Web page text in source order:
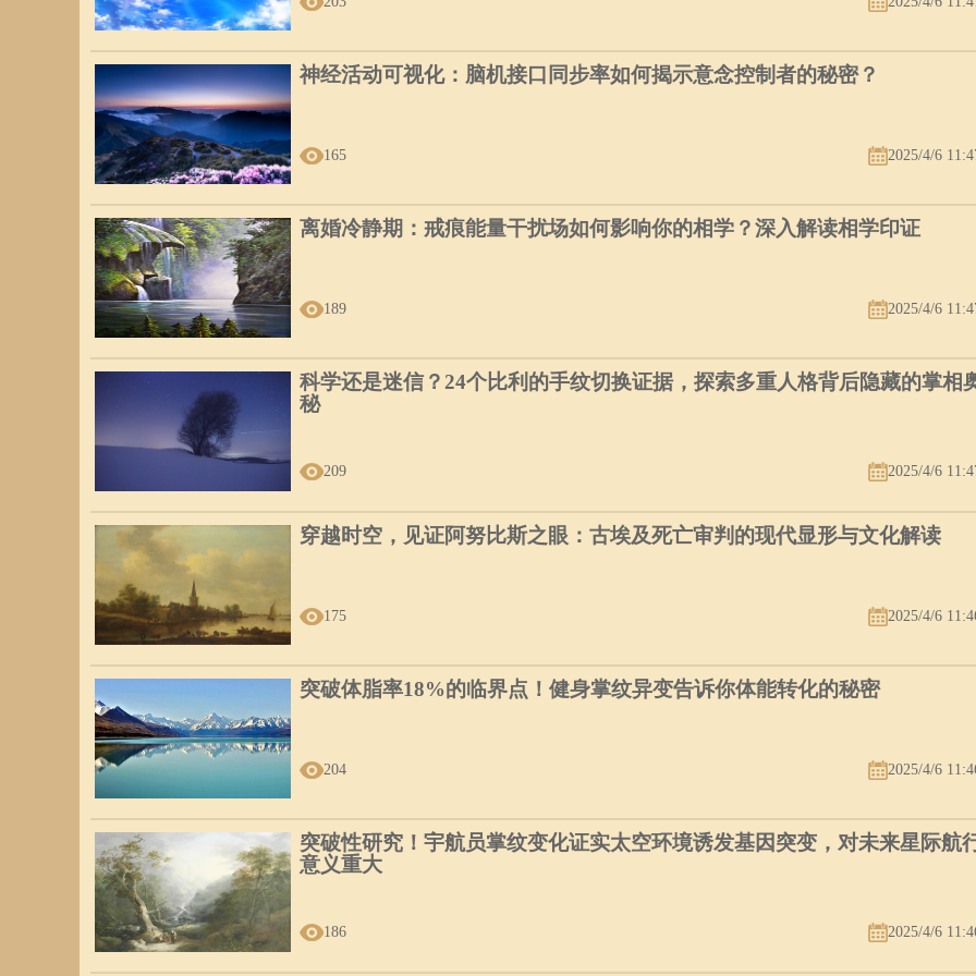
神经活动可视化：脑机接口同步率如何揭示意念控制者的秘密？
165 2025/4/6
离婚冷静期：戒痕能量干扰场如何影响你的相学？深入解读相学印证
189 2025/4/6
科学还是迷信？24个比利的手纹切换证据，探索多重人格背后隐藏的掌相
秘
209 2025/4/6
穿越时空，见证阿努比斯之眼：古埃及死亡审判的现代显形与文化解读
175 2025/4/6
突破体脂率18%的临界点！健身掌纹异变告诉你体能转化的秘密
204 2025/4/6
突破性研究！宇航员掌纹变化证实太空环境诱发基因突变，对未来星际航
意义重大
186 2025/4/6